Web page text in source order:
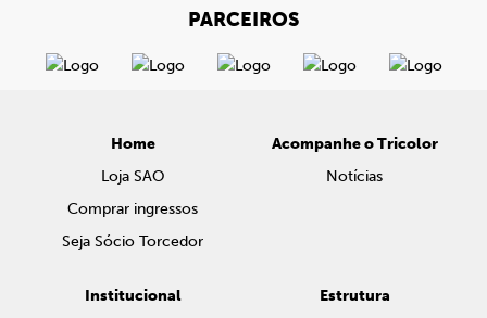
PARCEIROS
Home
Loja SAO
Comprar ingressos
Seja Sócio Torcedor
Acompanhe o Tricolor
Notícias
Institucional
Estrutura